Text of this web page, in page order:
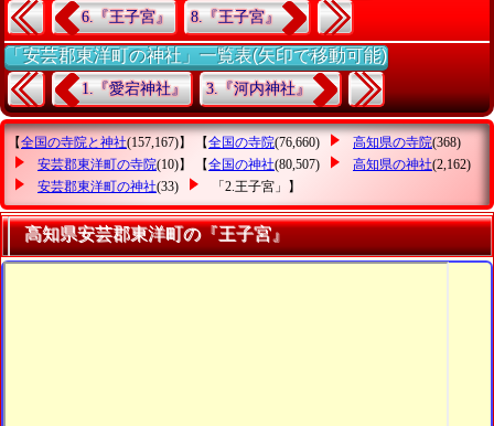
6.『王子宮』 8.『王子宮』
「安芸郡東洋町の神社」一覧表(矢印で移動可能)
1.『愛宕神社』 3.『河内神社』
【全国の寺院と神社(157,167)】 【全国の寺院(76,660) 高知県の寺院(368)
安芸郡東洋町の寺院(10)】 【全国の神社(80,507) 高知県の神社(2,162)
安芸郡東洋町の神社(33) 「2.王子宮」 】
高知県安芸郡東洋町の『王子宮』